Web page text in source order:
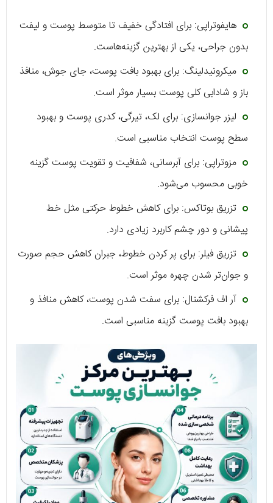
هایفوتراپی: برای افتادگی خفیف تا متوسط پوست و لیفت
بدون جراحی، یکی از بهترین گزینه‌هاست.
میکرونیدلینگ: برای بهبود بافت پوست، جای جوش، منافذ
باز و شادابی کلی پوست بسیار موثر است.
لیزر جوانسازی: برای لک، تیرگی، کدری پوست و بهبود
سطح پوست انتخاب مناسبی است.
مزوتراپی: برای آبرسانی، شفافیت و تقویت پوست گزینه
خوبی محسوب می‌شود.
تزریق بوتاکس: برای کاهش خطوط حرکتی مثل خط
پیشانی و دور چشم کاربرد زیادی دارد.
تزریق فیلر: برای پر کردن خطوط، جبران کاهش حجم صورت
و جوان‌تر شدن چهره موثر است.
آر اف فرکشنال: برای سفت شدن پوست، کاهش منافذ و
بهبود بافت پوست گزینه مناسبی است.